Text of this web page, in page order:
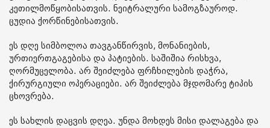
კეთილმოწყობისათვის. ნეიტრალური სამოგზაუროდ.
ცუდია ქორწინებისათვის.
ეს დღე სიმბოლოა თავგანწირვის, მონანიების,
ურთიერთგაგებისა და პატიების. საშიშია რისხვა,
ღორმუცელობა. არ შეიძლება ფრჩხილების დაჭრა,
ქირურგიული ოპერაციები. არ შეიძლება მჯდომარე ტიპის
ცხოვრება.
ეს სახლის დაცვის დღეა. უნდა მოხდეს მისი დალაგება და